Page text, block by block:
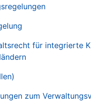
für integrierte
zum